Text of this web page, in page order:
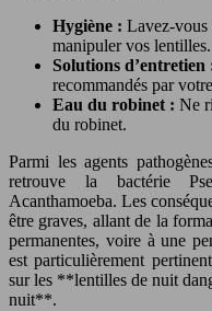
Hygiène : Lavez-vous
manipuler vos lentilles.
Solutions d’entretien
recommandés par
Eau du robinet : Ne
du robinet.
Parmi les agents
retrouve la bactérie
Acanthamoeba. Les
être graves, allant de la
permanentes, voire à une
est particulièrement
sur les **lentilles de nuit
nuit**.